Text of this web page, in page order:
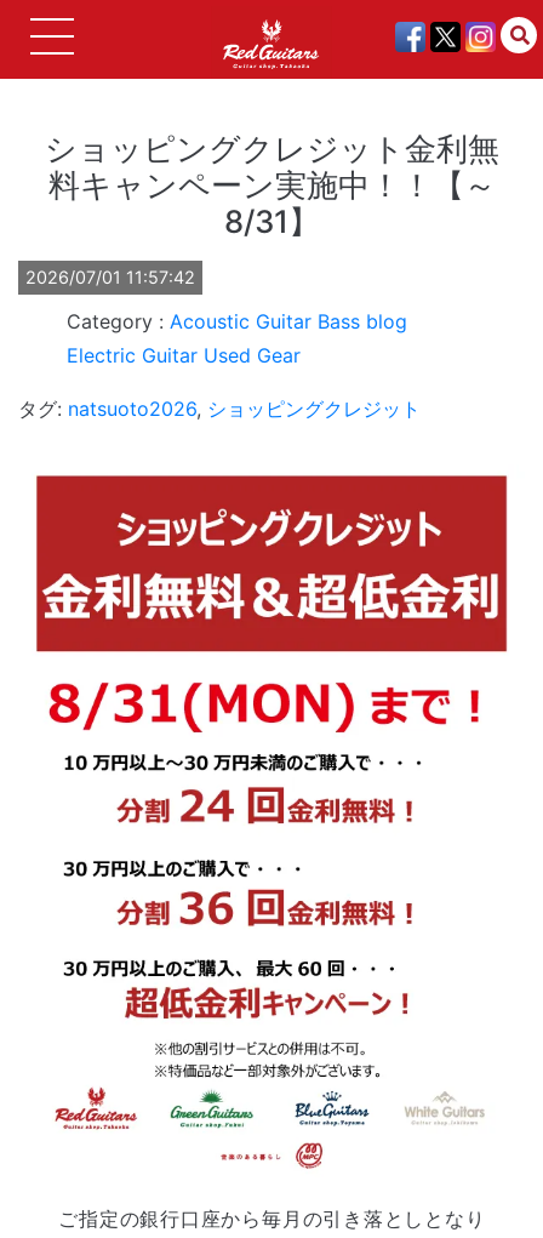
ショッピングクレジット金利無
料キャンペーン実施中！！【～
8/31】
2026/07/01 11:57:42
Acoustic Guitar Bass blog
Electric Guitar Used Gear
タグ: natsuoto2026, ショッピングクレジット
ご指定の銀行口座から毎月の引き落としとなり